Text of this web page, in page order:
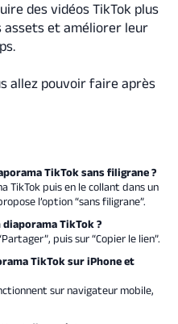
des vidéos TikTok plus
et améliorer leur
allez pouvoir faire après
TikTok sans filigrane ?
TikTok puis en le collant dans un
l’option “sans filigrane”.
diaporama TikTok ?
puis sur “Copier le lien”.
TikTok sur iPhone et
sur navigateur mobile,